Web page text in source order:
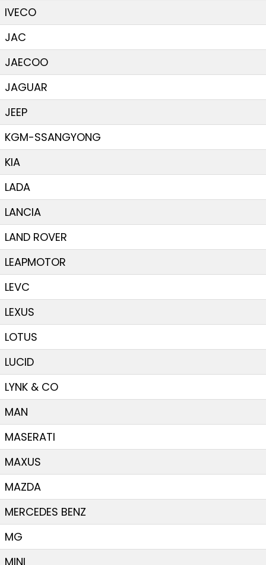
IVECO
JAC
JAECOO
JAGUAR
JEEP
KGM-SSANGYONG
KIA
LADA
LANCIA
LAND ROVER
LEAPMOTOR
LEVC
LEXUS
LOTUS
LUCID
LYNK & CO
MAN
MASERATI
MAXUS
MAZDA
MERCEDES BENZ
MG
MINI